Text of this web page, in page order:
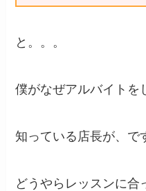
と。。。
僕がなぜアルバイトを
知っている店長が、で
どうやらレッスンに合